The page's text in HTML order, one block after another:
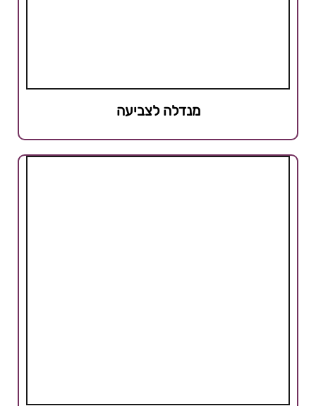
מנדלה לצביעה